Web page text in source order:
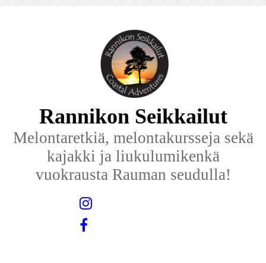
Rannikon Seikkailut
Melontaretkiä, melontakursseja sekä
kajakki ja liukulumikenkä
vuokrausta Rauman seudulla!